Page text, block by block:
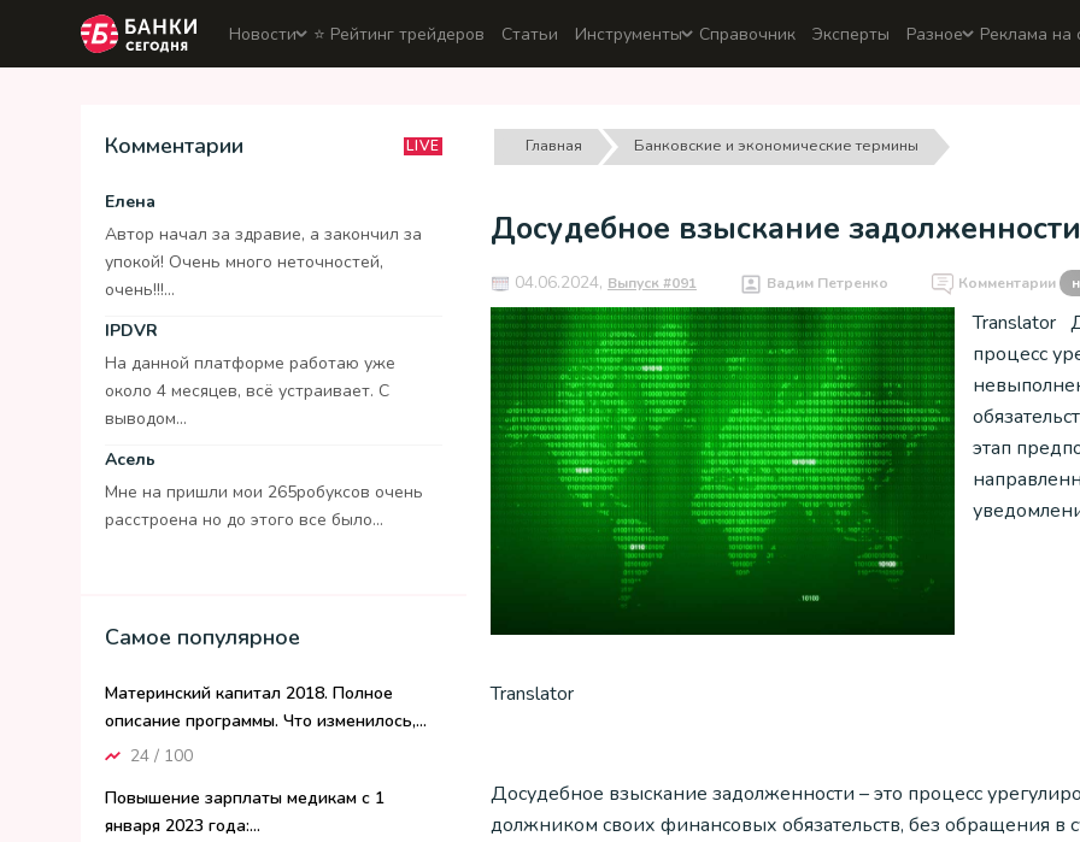
Новости ⭐️ Рейтинг трейдеров Статьи Инструменты Справочник Эксперты Разное Реклама на
Комментарии LIVE
Елена
Автор начал за здравие, а закончил за
упокой! Очень много неточностей,
очень!!!...
IPDVR
На данной платформе работаю уже
около 4 месяцев, всё устраивает. С
выводом...
Асель
Мне на пришли мои 265робуксов очень
расстроена но до этого все было...
Самое популярное
Материнский капитал 2018. Полное
описание программы. Что изменилось,...
24 / 100
Повышение зарплаты медикам с 1
января 2023 года:...
Главная Банковские и экономические термины
Досудебное взыскание задолженности
04.06.2024, Выпуск #091 Вадим Петренко Комментарии
Translator
процесс
этап
Translator
Досудебное взыскание задолженности – это процесс
должником своих финансовых обязательств, без обращения в